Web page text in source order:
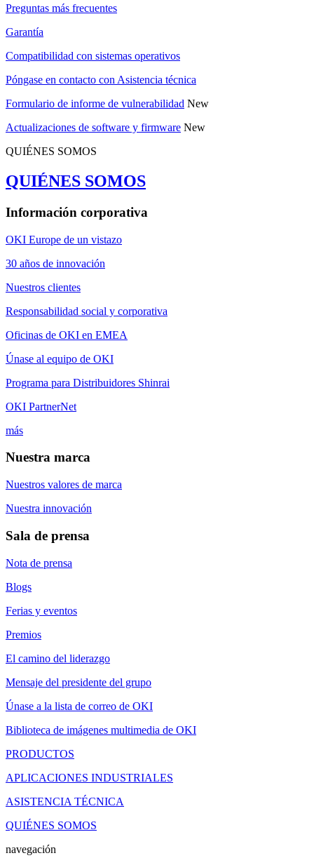
Preguntas más frecuentes
Garantía
Compatibilidad con sistemas operativos
Póngase en contacto con Asistencia técnica
Formulario de informe de vulnerabilidad New
Actualizaciones de software y firmware New
QUIÉNES SOMOS
QUIÉNES SOMOS
Información corporativa
OKI Europe de un vistazo
30 años de innovación
Nuestros clientes
Responsabilidad social y corporativa
Oficinas de OKI en EMEA
Únase al equipo de OKI
Programa para Distribuidores Shinrai
OKI PartnerNet
más
Nuestra marca
Nuestros valores de marca
Nuestra innovación
Sala de prensa
Nota de prensa
Blogs
Ferias y eventos
Premios
El camino del liderazgo
Mensaje del presidente del grupo
Únase a la lista de correo de OKI
Biblioteca de imágenes multimedia de OKI
PRODUCTOS
APLICACIONES INDUSTRIALES
ASISTENCIA TÉCNICA
QUIÉNES SOMOS
navegación